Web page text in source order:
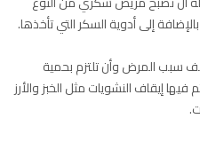
إلى أدوية السكر التي تأخذها.
سبب المرض وأن تلتزم بحمية
فيها إيقاف النشويات مثل الخبز والأرز